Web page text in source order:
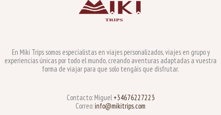
En Miki Trips somos especialistas en viajes personalizados, viajes en grupo y
experiencias únicas por todo el mundo, creando aventuras adaptadas a vuestra
forma de viajar para que solo tengáis que disfrutar.
Contacto: Miguel+34676227223
Correo:info@mikitrips.com